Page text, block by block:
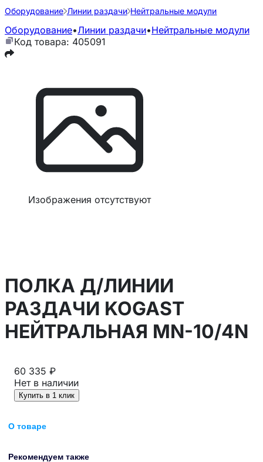
Оборудование Линии раздачи Нейтральные модули
Оборудование•Линии раздачи•Нейтральные модули
Код товара: 405091
Изображения отсутствуют
ПОЛКА Д/ЛИНИИ
РАЗДАЧИ KOGAST
НЕЙТРАЛЬНАЯ MN-10/4N
60 335 ₽
Нет в наличии
Купить в 1 клик
О товаре
Рекомендуем также